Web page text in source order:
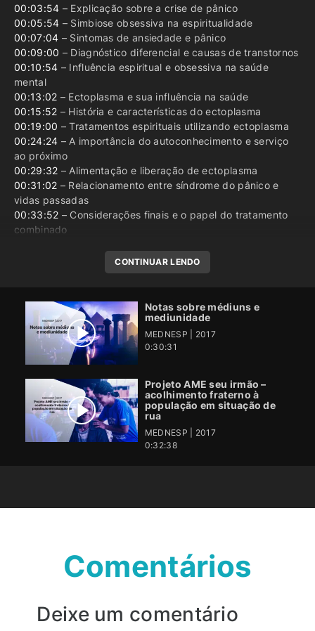
00:03:54 – Explicação sobre a crise de pânico
00:05:54 – Simbiose obsessiva na espiritualidade
00:07:04 – Sintomas de ansiedade e pânico
00:09:00 – Diagnóstico diferencial e causas de transtornos
00:10:54 – Influência espiritual e obsessiva na saúde
mental
00:13:02 – Ectoplasma e sua influência na saúde
00:15:52 – História e características do ectoplasma
00:19:00 – Tratamentos espirituais utilizando ectoplasma
00:24:24 – A importância do autoconhecimento e serviço
ao próximo
00:29:32 – Alimentação e liberação de ectoplasma
00:31:02 – Relacionamento entre síndrome do pânico e
vidas passadas
00:33:52 – Considerações finais e o papel do tratamento
combinado
CONTINUAR LENDO
Notas sobre médiuns e
mediunidade
MEDNESP | 2017
0:30:31
Projeto AME seu irmão –
acolhimento fraterno à
população em situação de
rua
MEDNESP | 2017
0:32:38
Comentários
Deixe um comentário